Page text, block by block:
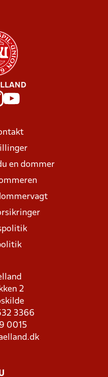
en dommer
2
3366
0015